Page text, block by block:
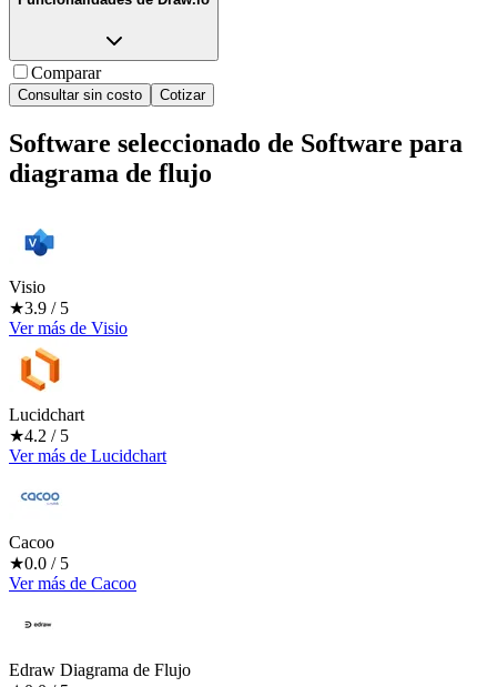
Comparar
Consultar sin costo Cotizar
Software seleccionado de Software para
diagrama de flujo
Visio
★3.9 / 5
Ver más de Visio
Lucidchart
★4.2 / 5
Ver más de Lucidchart
Cacoo
★0.0 / 5
Ver más de Cacoo
Edraw Diagrama de Flujo